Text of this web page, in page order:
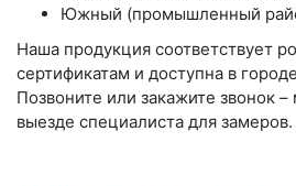
Южный (промышленный
Наша продукция соответствует
сертификатам и доступна в
Позвоните или закажите звонок
выезде специалиста для замеров.